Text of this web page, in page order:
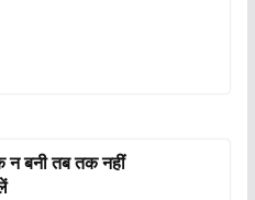
बनी तब तक नहीं